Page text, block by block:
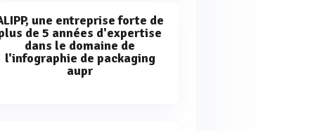
une entreprise forte de
de 5 années d'expertise
dans le domaine de
l'infographie de packaging
aupr